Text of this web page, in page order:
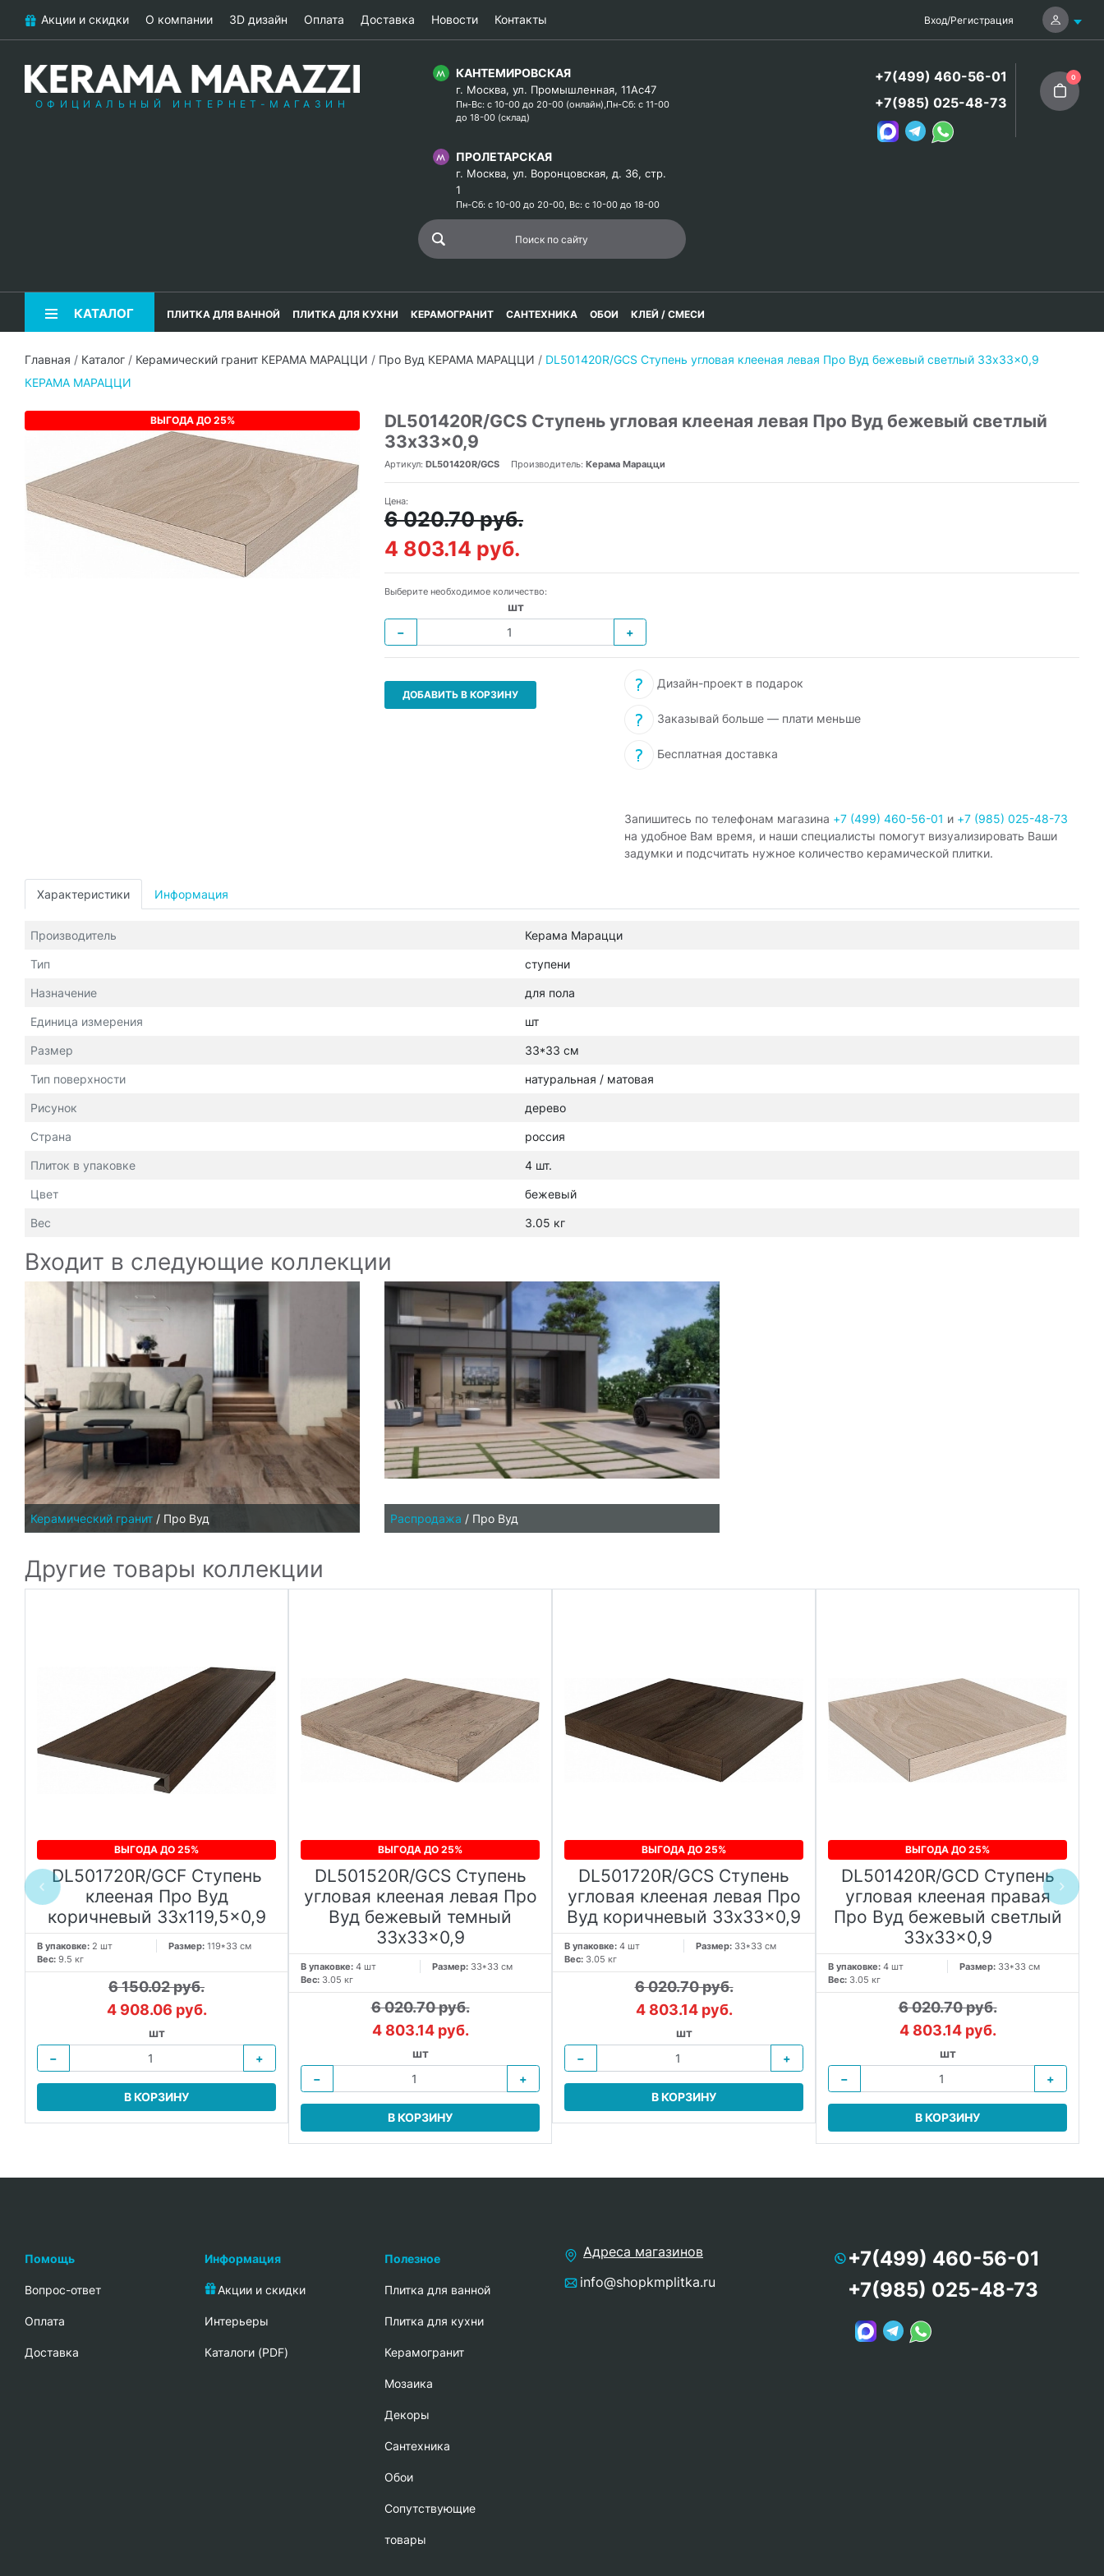
Акции и скидки О компании 3D дизайн Оплата Доставка Новости Контакты Вход/Регистрация
ОФИЦИАЛЬНЫЙ ИНТЕРНЕТ-МАГАЗИН
КАНТЕМИРОВСКАЯ
г. Москва, ул. Промышленная, 11Ас47
Пн-Вс: с 10-00 до 20-00 (онлайн),Пн-Сб: с 11-00
до 18-00 (склад)
ПРОЛЕТАРСКАЯ
г. Москва, ул. Воронцовская, д. 36, стр.
1
Пн-Сб: с 10-00 до 20-00, Вс: с 10-00 до 18-00
+7(499) 460-56-01
+7(985) 025-48-73
0
КАТАЛОГ ПЛИТКА ДЛЯ ВАННОЙ ПЛИТКА ДЛЯ КУХНИ КЕРАМОГРАНИТ САНТЕХНИКА ОБОИ КЛЕЙ / СМЕСИ
Главная / Каталог / Керамический гранит КЕРАМА МАРАЦЦИ / Про Вуд КЕРАМА МАРАЦЦИ / DL501420R/GCS Ступень угловая клееная левая Про Вуд бежевый светлый 33x33x0,9
КЕРАМА МАРАЦЦИ
ВЫГОДА ДО 25%
DL501420R/GCS Ступень угловая клееная левая Про Вуд бежевый светлый
33x33x0,9
Артикул: DL501420R/GCS Производитель: Керама Марацци
Цена:
6 020.70 руб.
4 803.14 руб.
Выберите необходимое количество:
шт
−
+
ДОБАВИТЬ В КОРЗИНУ
Дизайн-проект в подарок
Заказывай больше — плати меньше
Бесплатная доставка
Запишитесь по телефонам магазина +7 (499) 460-56-01 и +7 (985) 025-48-73
на удобное Вам время, и наши специалисты помогут визуализировать Ваши
задумки и подсчитать нужное количество керамической плитки.
Характеристики Информация
Производитель Керама Марацци
Тип ступени
Назначение для пола
Единица измерения шт
Размер 33*33 см
Тип поверхности натуральная / матовая
Рисунок дерево
Страна россия
Плиток в упаковке 4 шт.
Цвет бежевый
Вес 3.05 кг
Входит в следующие коллекции
Керамический гранит / Про Вуд Распродажа / Про Вуд
Другие товары коллекции
ВЫГОДА ДО 25%
DL501720R/GCF Ступень
клееная Про Вуд
коричневый 33x119,5x0,9
В упаковке: 2 шт Размер: 119*33 см
Вес: 9.5 кг
6 150.02 руб.
4 908.06 руб.
шт
−
+
В КОРЗИНУ
ВЫГОДА ДО 25%
DL501520R/GCS Ступень
угловая клееная левая Про
Вуд бежевый темный
33x33x0,9
В упаковке: 4 шт Размер: 33*33 см
Вес: 3.05 кг
6 020.70 руб.
4 803.14 руб.
шт
−
+
В КОРЗИНУ
ВЫГОДА ДО 25%
DL501720R/GCS Ступень
угловая клееная левая Про
Вуд коричневый 33x33x0,9
В упаковке: 4 шт Размер: 33*33 см
Вес: 3.05 кг
6 020.70 руб.
4 803.14 руб.
шт
−
+
В КОРЗИНУ
ВЫГОДА ДО 25%
DL501420R/GCD Ступень
угловая клееная правая
Про Вуд бежевый светлый
33x33x0,9
В упаковке: 4 шт Размер: 33*33 см
Вес: 3.05 кг
6 020.70 руб.
4 803.14 руб.
шт
−
+
В КОРЗИНУ
Помощь
Вопрос-ответ
Oплата
Доставка
Информация
Акции и скидки
Интерьеры
Каталоги (PDF)
Полезное
Плитка для ванной
Плитка для кухни
Керамогранит
Мозаика
Декоры
Сантехника
Обои
Сопутствующие
товары
Адреса магазинов
info@shopkmplitka.ru
+7(499) 460-56-01
+7(985) 025-48-73